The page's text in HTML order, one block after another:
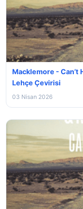
Macklemore - Can’t
Lehçe Çevirisi
03 Nisan 2026